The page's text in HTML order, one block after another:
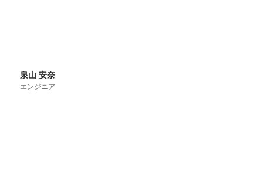
泉山 安奈
エンジニア